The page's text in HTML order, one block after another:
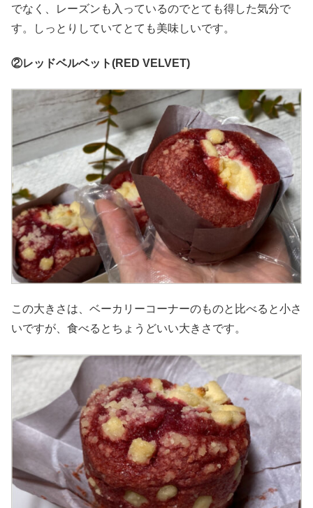
でなく、レーズンも入っているのでとても得した気分で
す。しっとりしていてとても美味しいです。
②レッドベルベット(RED VELVET)
この大きさは、ベーカリーコーナーのものと比べると小さ
いですが、食べるとちょうどいい大きさです。